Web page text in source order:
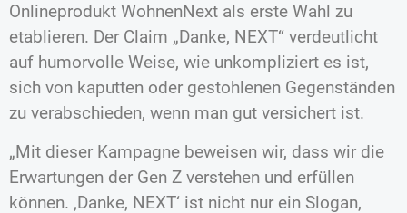
Onlineprodukt WohnenNext als erste Wahl zu
etablieren. Der Claim „Danke, NEXT“ verdeutlicht
auf humorvolle Weise, wie unkompliziert es ist,
sich von kaputten oder gestohlenen Gegenständen
zu verabschieden, wenn man gut versichert ist.
„Mit dieser Kampagne beweisen wir, dass wir die
Erwartungen der Gen Z verstehen und erfüllen
können. ‚Danke, NEXT‘ ist nicht nur ein Slogan,